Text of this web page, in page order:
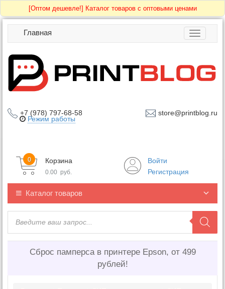
[Оптом дешевле!] Каталог товаров с оптовыми ценами
Toggle
Главная
+7 (978) 797-68-58 store@printblog.ru
Режим работы
Корзина
0
0.00 руб.
Войти
Регистрация
Каталог товаров
Сброс памперса в принтере Epson, от 499
рублей!